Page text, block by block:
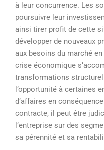
à leur concurrence. Les
poursuivre leur
ainsi tirer profit de cette
développer de nouveaux
aux besoins du marché
crise économique
transformations
l’opportunité à certaines
d’affaires en
contracte, il peut être
l’entreprise sur des
sa pérennité et sa